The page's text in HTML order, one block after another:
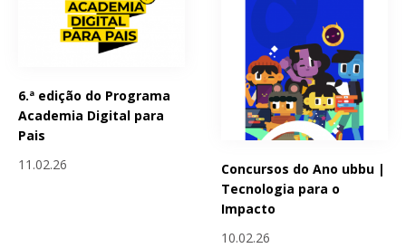
6.ª edição do Programa
Academia Digital para
Pais
11.02.26
Concursos do Ano ubbu |
Tecnologia para o
Impacto
10.02.26